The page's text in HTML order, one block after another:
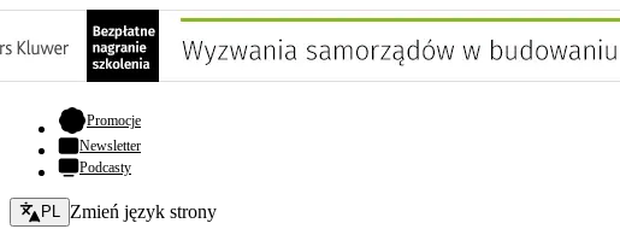
Promocje- otwiera się w nowej karcie
Newsletter
Podcasty
Zmień język - bieżący:
PL Zmień język strony